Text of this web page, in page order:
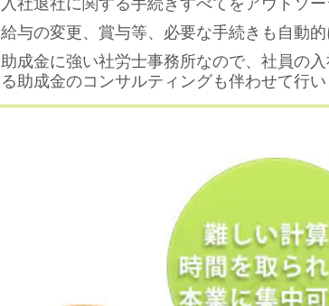
入社退社に関する手続きすべてをアウトソ
給与の変更、賞与等、必要な手続きも自動
助成金に強い社労士事務所なので、社員の
る助成金のコンサルティングも伴わせて行